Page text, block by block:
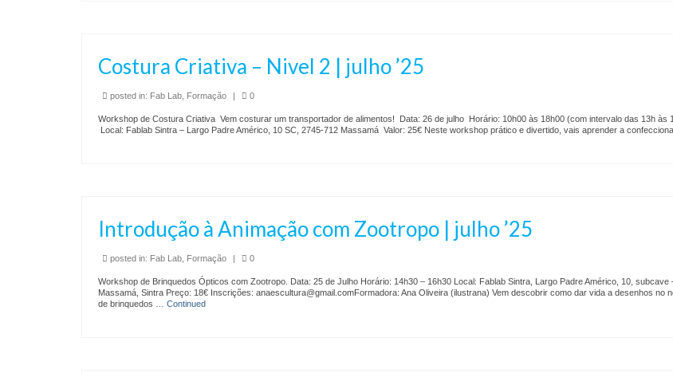
Costura Criativa – Nivel 2 | julho ’25
posted in: Fab Lab Formação 0
Workshop de Costura Criativa Vem costurar um transportador de alimentos! Data: 26 de julho Horário: 10h00 às 18h00 (com intervalo das 13h às
Local: Fablab Sintra – Largo Padre Américo, 10 SC, 2745-712 Massamá Valor: 25€ Neste workshop prático e divertido, vais aprender a
Introdução à Animação com Zootropo | julho ’25
posted in: Fab Lab Formação 0
Workshop de Brinquedos Ópticos com Zootropo. Data: 25 de Julho Horário: 14h30 – 16h30 Local: Fablab Sintra, Largo Padre Américo, 10, subcave
Massamá, Sintra Preço: 18€ Inscrições: anaescultura@gmail.comFormadora: Ana Oliveira (ilustrana) Vem descobrir como dar vida a desenhos no
de brinquedos … Continued